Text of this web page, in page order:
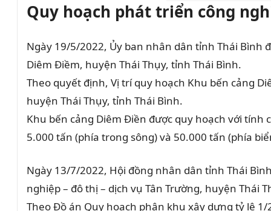
Quy hoạch phát triển công
Ngày 19/5/2022, Ủy ban nhân dân tỉnh Thái Bình
Diêm Điềm, huyện Thái Thụy, tỉnh Thái Bình.
Theo quyết định, Vị trí quy hoạch Khu bến cảng
huyện Thái Thụy, tỉnh Thái Bình.
Khu bến cảng Diêm Điền được quy hoạch với
5.000 tấn (phía trong sông) và 50.000 tấn (phía
Ngày 13/7/2022, Hội đồng nhân dân tỉnh Thái
nghiệp – đô thị – dịch vụ Tân Trường, huyện Thái
Theo Đồ án Quy hoạch phân khu xây dựng tỷ lệ